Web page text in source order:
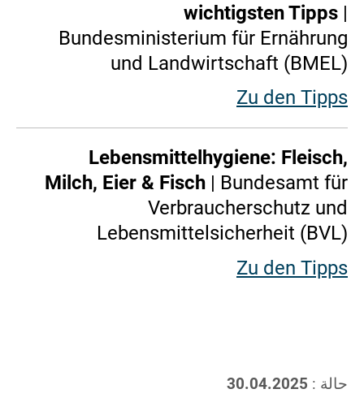
wichtigsten Tipps |
Bundesministerium für Ernährung
und Landwirtschaft (BMEL)
Zu den Tipps
Lebensmittelhygiene: Fleisch,
Milch, Eier & Fisch | Bundesamt für
Verbraucherschutz und
Lebensmittelsicherheit (BVL)
Zu den Tipps
حالة : 30.04.2025